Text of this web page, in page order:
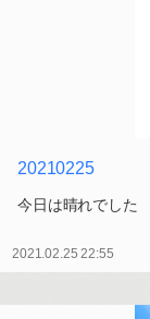
20210225
今日は晴れでした
2021.02.25 22:55